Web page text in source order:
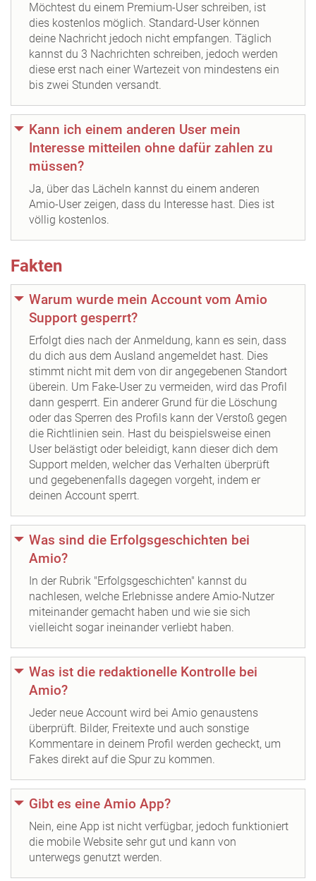
Möchtest du einem Premium-User schreiben, ist
dies kostenlos möglich. Standard-User können
deine Nachricht jedoch nicht empfangen. Täglich
kannst du 3 Nachrichten schreiben, jedoch werden
diese erst nach einer Wartezeit von mindestens ein
bis zwei Stunden versandt.
Kann ich einem anderen User mein
Interesse mitteilen ohne dafür zahlen zu
müssen?
Ja, über das Lächeln kannst du einem anderen
Amio-User zeigen, dass du Interesse hast. Dies ist
völlig kostenlos.
Fakten
Warum wurde mein Account vom Amio
Support gesperrt?
Erfolgt dies nach der Anmeldung, kann es sein, dass
du dich aus dem Ausland angemeldet hast. Dies
stimmt nicht mit dem von dir angegebenen Standort
überein. Um Fake-User zu vermeiden, wird das Profil
dann gesperrt. Ein anderer Grund für die Löschung
oder das Sperren des Profils kann der Verstoß gegen
die Richtlinien sein. Hast du beispielsweise einen
User belästigt oder beleidigt, kann dieser dich dem
Support melden, welcher das Verhalten überprüft
und gegebenenfalls dagegen vorgeht, indem er
deinen Account sperrt.
Was sind die Erfolgsgeschichten bei
Amio?
In der Rubrik "Erfolgsgeschichten" kannst du
nachlesen, welche Erlebnisse andere Amio-Nutzer
miteinander gemacht haben und wie sie sich
vielleicht sogar ineinander verliebt haben.
Was ist die redaktionelle Kontrolle bei
Amio?
Jeder neue Account wird bei Amio genaustens
überprüft. Bilder, Freitexte und auch sonstige
Kommentare in deinem Profil werden gecheckt, um
Fakes direkt auf die Spur zu kommen.
Gibt es eine Amio App?
Nein, eine App ist nicht verfügbar, jedoch funktioniert
die mobile Website sehr gut und kann von
unterwegs genutzt werden.